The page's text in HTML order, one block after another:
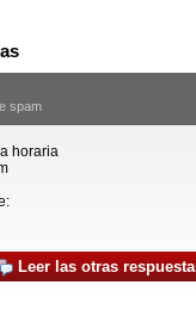
spam
horaria
Leer las otras